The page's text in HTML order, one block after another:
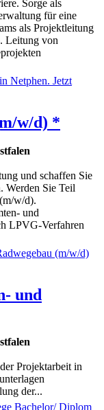
Sorge als
für eine
als Projektleitung
Leitung von
w/d) *
und schaffen Sie
Werden Sie Teil
w/d).
und
LPVG-Verfahren
und
Projektarbeit in
der...